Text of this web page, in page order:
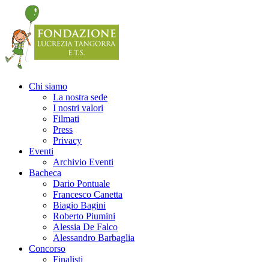
Chi siamo
La nostra sede
I nostri valori
Filmati
Press
Privacy
Eventi
Archivio Eventi
Bacheca
Dario Pontuale
Francesco Canetta
Biagio Bagini
Roberto Piumini
Alessia De Falco
Alessandro Barbaglia
Concorso
Finalisti
Precedente
Precedente
successivo
successivo